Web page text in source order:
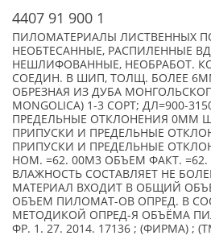
4407 91 900 1
ПИЛОМАТЕРИАЛЫ ЛИСТВЕННЫХ
НЕОБТЕСАННЫЕ, РАСПИЛЕННЫЕ
НЕШЛИФОВАННЫЕ, НЕОБРАБОТ.
СОЕДИН. В ШИП, ТОЛЩ. БОЛЕЕ
ОБРЕЗНАЯ ИЗ ДУБА МОНГОЛЬСКОГО
MONGOLICA) 1-3 СОРТ; ДЛ=900-
ПРЕДЕЛЬНЫЕ ОТКЛОНЕНИЯ 0ММ
ПРИПУСКИ И ПРЕДЕЛЬНЫЕ
ПРИПУСКИ И ПРЕДЕЛЬНЫЕ
НОМ. =62. 00М3 ОБЪЕМ ФАКТ.
ВЛАЖНОСТЬ СОСТАВЛЯЕТ НЕ
МАТЕРИАЛ ВХОДИТ В ОБЩИЙ
ОБЪЕМ ПИЛОМАТ-ОВ ОПРЕД. В
МЕТОДИКОЙ ОПРЕД-Я ОБЪЁМА
ФР. 1. 27. 2014. 17136 ; (ФИРМА) ;